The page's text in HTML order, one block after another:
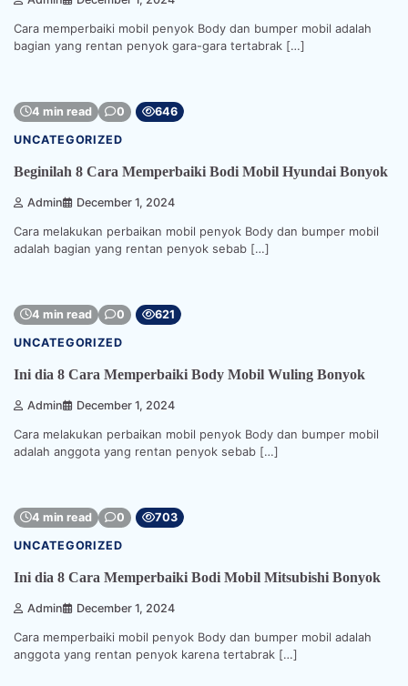
Cara memperbaiki mobil penyok Body dan bumper mobil adalah
bagian yang rentan penyok gara-gara tertabrak […]
4 min read 0 646
UNCATEGORIZED
Beginilah 8 Cara Memperbaiki Bodi Mobil Hyundai Bonyok
Admin December 1, 2024
Cara melakukan perbaikan mobil penyok Body dan bumper mobil
adalah bagian yang rentan penyok sebab […]
4 min read 0 621
UNCATEGORIZED
Ini dia 8 Cara Memperbaiki Body Mobil Wuling Bonyok
Admin December 1, 2024
Cara melakukan perbaikan mobil penyok Body dan bumper mobil
adalah anggota yang rentan penyok sebab […]
4 min read 0 703
UNCATEGORIZED
Ini dia 8 Cara Memperbaiki Bodi Mobil Mitsubishi Bonyok
Admin December 1, 2024
Cara memperbaiki mobil penyok Body dan bumper mobil adalah
anggota yang rentan penyok karena tertabrak […]